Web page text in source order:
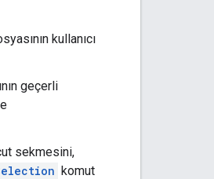
kullanıcı
geçerli
sekmesini,
komut